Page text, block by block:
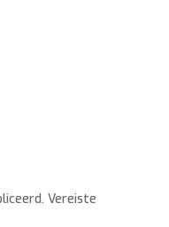
Vereiste